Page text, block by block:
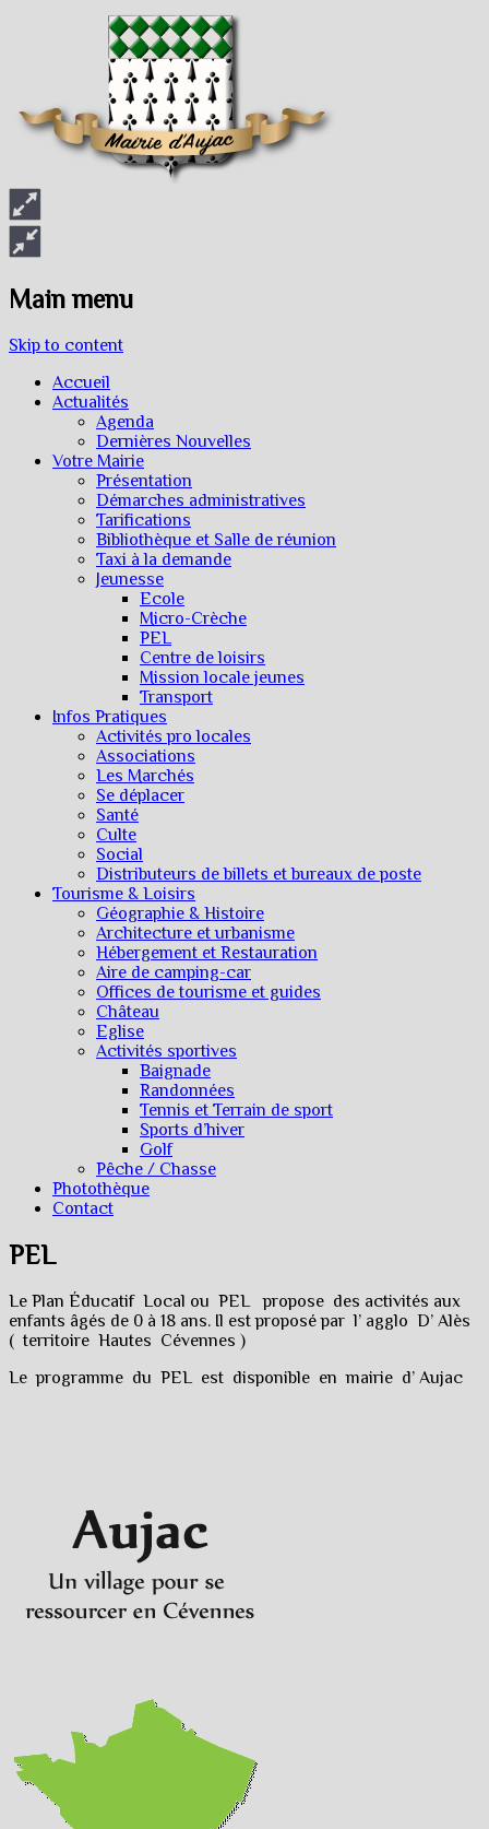
Main menu
Skip to content
Accueil
Actualités
Agenda
Dernières Nouvelles
Votre Mairie
Présentation
Démarches administratives
Tarifications
Bibliothèque et Salle de réunion
Taxi à la demande
Jeunesse
Ecole
Micro-Crèche
PEL
Centre de loisirs
Mission locale jeunes
Transport
Infos Pratiques
Activités pro locales
Associations
Les Marchés
Se déplacer
Santé
Culte
Social
Distributeurs de billets et bureaux de poste
Tourisme & Loisirs
Géographie & Histoire
Architecture et urbanisme
Hébergement et Restauration
Aire de camping-car
Offices de tourisme et guides
Château
Eglise
Activités sportives
Baignade
Randonnées
Tennis et Terrain de sport
Sports d’hiver
Golf
Pêche / Chasse
Photothèque
Contact
PEL
Le Plan Éducatif Local ou PEL propose des activités aux
enfants âgés de 0 à 18 ans. Il est proposé par l’ agglo D’ Alès
( territoire Hautes Cévennes )
Le programme du PEL est disponible en mairie d’ Aujac